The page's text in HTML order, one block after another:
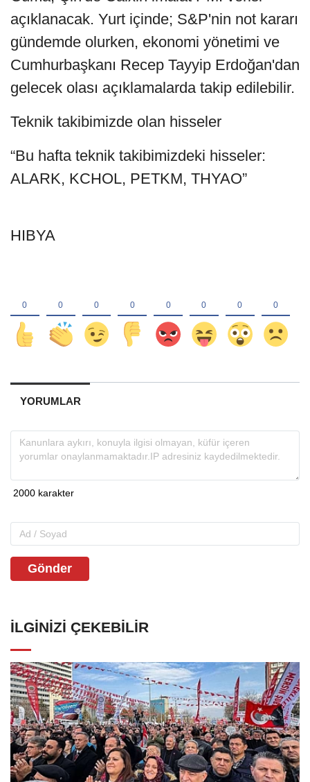
açıklanacak. Yurt içinde; S&P'nin not kararı
gündemde olurken, ekonomi yönetimi ve
Cumhurbaşkanı Recep Tayyip Erdoğan'dan
gelecek olası açıklamalarda takip edilebilir.
Teknik takibimizde olan hisseler
“Bu hafta teknik takibimizdeki hisseler:
ALARK, KCHOL, PETKM, THYAO”
HIBYA
YORUMLAR
Gönder
İLGINIZI ÇEKEBILIR